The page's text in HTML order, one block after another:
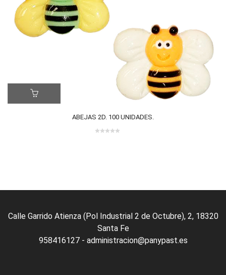
ABEJAS 2D. 100 UNIDADES.
0 review(s)
Calle Garrido Atienza (Pol Industrial 2 de Octubre), 2, 18320
Santa Fe
958416127 - administracion@panypast.es